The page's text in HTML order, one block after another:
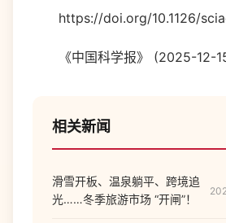
https://doi.org/10.1126/
《中国科学报》 (2025-12-
相关新闻
滑雪开板、温泉躺平、跨境追
光……冬季旅游市场 “开闸”！